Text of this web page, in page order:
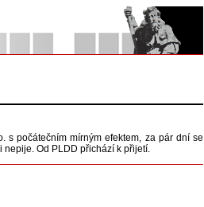
s počátečním mírným efektem, za pár dní se
nepije. Od PLDD přichází k přijetí.